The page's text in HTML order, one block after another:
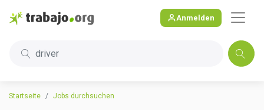
Anmelden
driver
Startseite Jobs durchsuchen